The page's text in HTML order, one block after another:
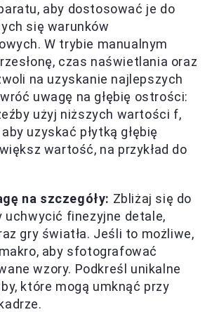
aby dostosować je do
się warunków
W trybie manualnym
czas naświetlania oraz
na uzyskanie najlepszych
uwagę na głębię ostrości:
użyj niższych wartości f,
uzyskać płytką głębię
wartość, na przykład do
na szczegóły: Zbliżaj się do
uchwycić finezyjne detale,
gry światła. Jeśli to możliwe,
aby sfotografować
wzory. Podkreśl unikalne
które mogą umknąć przy